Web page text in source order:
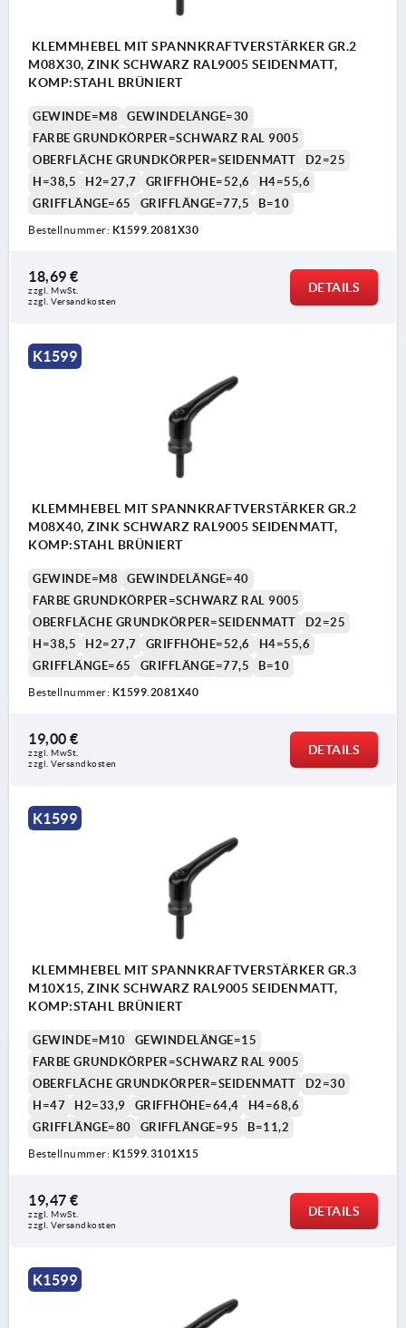
KLEMMHEBEL MIT SPANNKRAFTVERSTÄRKER GR.2
M08X30, ZINK SCHWARZ RAL9005 SEIDENMATT,
KOMP:STAHL BRÜNIERT
GEWINDE=M8
GEWINDELÄNGE=30
FARBE GRUNDKÖRPER=SCHWARZ RAL 9005
OBERFLÄCHE GRUNDKÖRPER=SEIDENMATT
D2=25
H=38,5
H2=27,7 GRIFFHÖHE=52,6
H4=55,6
GRIFFLÄNGE=65
GRIFFLÄNGE=77,5 B=10
Bestellnummer: K1599.2081X30
18,69 €
zzgl. MwSt.
zzgl. Versandkosten
DETAILS
K1599
KLEMMHEBEL MIT SPANNKRAFTVERSTÄRKER GR.2
M08X40, ZINK SCHWARZ RAL9005 SEIDENMATT,
KOMP:STAHL BRÜNIERT
GEWINDE=M8
GEWINDELÄNGE=40
FARBE GRUNDKÖRPER=SCHWARZ RAL 9005
OBERFLÄCHE GRUNDKÖRPER=SEIDENMATT
D2=25
H=38,5
H2=27,7 GRIFFHÖHE=52,6
H4=55,6
GRIFFLÄNGE=65
GRIFFLÄNGE=77,5 B=10
Bestellnummer: K1599.2081X40
19,00 €
zzgl. MwSt.
zzgl. Versandkosten
DETAILS
K1599
KLEMMHEBEL MIT SPANNKRAFTVERSTÄRKER GR.3
M10X15, ZINK SCHWARZ RAL9005 SEIDENMATT,
KOMP:STAHL BRÜNIERT
GEWINDE=M10
GEWINDELÄNGE=15
FARBE GRUNDKÖRPER=SCHWARZ RAL 9005
OBERFLÄCHE GRUNDKÖRPER=SEIDENMATT
D2=30
H=47
H2=33,9 GRIFFHÖHE=64,4
H4=68,6
GRIFFLÄNGE=80
GRIFFLÄNGE=95 B=11,2
Bestellnummer: K1599.3101X15
19,47 €
zzgl. MwSt.
zzgl. Versandkosten
DETAILS
K1599